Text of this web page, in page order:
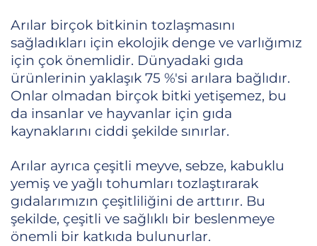
Arılar birçok bitkinin tozlaşmasını
sağladıkları için ekolojik denge ve varlığımız
için çok önemlidir. Dünyadaki gıda
ürünlerinin yaklaşık 75 %'si arılara bağlıdır.
Onlar olmadan birçok bitki yetişemez, bu
da insanlar ve hayvanlar için gıda
kaynaklarını ciddi şekilde sınırlar.
Arılar ayrıca çeşitli meyve, sebze, kabuklu
yemiş ve yağlı tohumları tozlaştırarak
gıdalarımızın çeşitliliğini de arttırır. Bu
şekilde, çeşitli ve sağlıklı bir beslenmeye
önemli bir katkıda bulunurlar.